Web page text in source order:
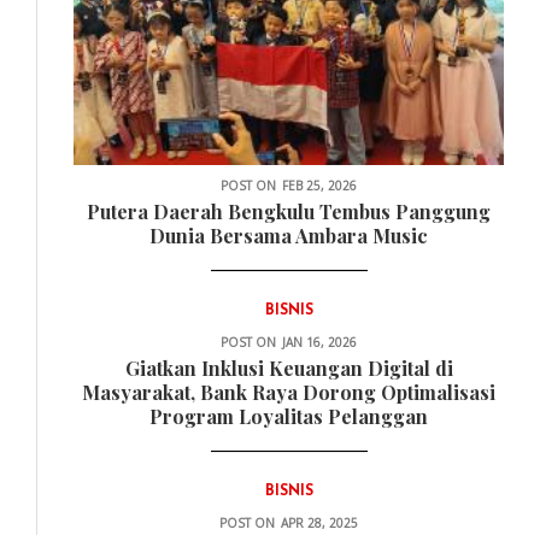
POST ON FEB 25, 2026
Putera Daerah Bengkulu Tembus Panggung
Dunia Bersama Ambara Music
BISNIS
POST ON JAN 16, 2026
Giatkan Inklusi Keuangan Digital di
Masyarakat, Bank Raya Dorong Optimalisasi
Program Loyalitas Pelanggan
BISNIS
POST ON APR 28, 2025